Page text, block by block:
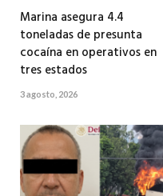
Marina asegura 4.4
toneladas de presunta
cocaína en operativos en
tres estados
3 agosto, 2026